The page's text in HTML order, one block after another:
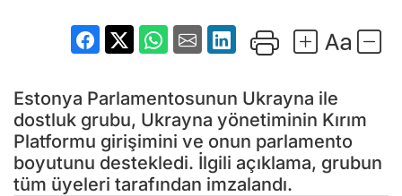
Estonya Parlamentosunun Ukrayna ile
dostluk grubu, Ukrayna yönetiminin Kırım
Platformu girişimini ve onun parlamento
boyutunu destekledi. İlgili açıklama, grubun
tüm üyeleri tarafından imzalandı.